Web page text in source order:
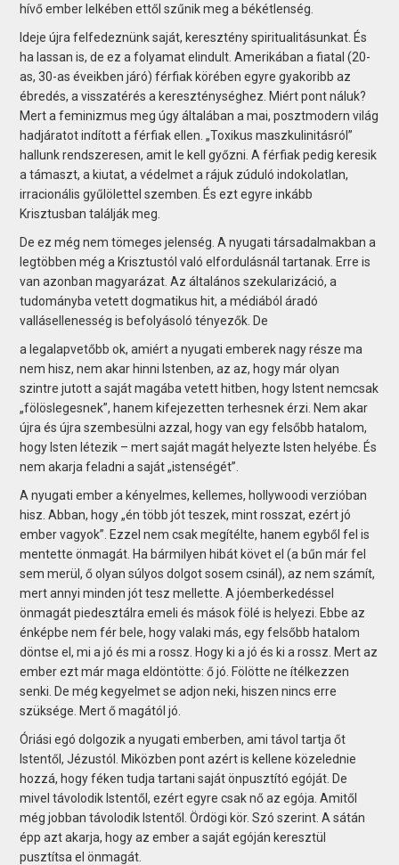
hívő ember lelkében ettől szűnik meg a békétlenség.
Ideje újra felfedeznünk saját, keresztény spiritualitásunkat. És
ha lassan is, de ez a folyamat elindult. Amerikában a fiatal (20-
as, 30-as éveikben járó) férfiak körében egyre gyakoribb az
ébredés, a visszatérés a kereszténységhez. Miért pont náluk?
Mert a feminizmus meg úgy általában a mai, posztmodern világ
hadjáratot indított a férfiak ellen. „Toxikus maszkulinitásról”
hallunk rendszeresen, amit le kell győzni. A férfiak pedig keresik
a támaszt, a kiutat, a védelmet a rájuk zúduló indokolatlan,
irracionális gyűlölettel szemben. És ezt egyre inkább
Krisztusban találják meg.
De ez még nem tömeges jelenség. A nyugati társadalmakban a
legtöbben még a Krisztustól való elfordulásnál tartanak. Erre is
van azonban magyarázat. Az általános szekularizáció, a
tudományba vetett dogmatikus hit, a médiából áradó
vallásellenesség is befolyásoló tényezők. De
a legalapvetőbb ok, amiért a nyugati emberek nagy része ma
nem hisz, nem akar hinni Istenben, az az, hogy már olyan
szintre jutott a saját magába vetett hitben, hogy Istent nemcsak
„fölöslegesnek”, hanem kifejezetten terhesnek érzi. Nem akar
újra és újra szembesülni azzal, hogy van egy felsőbb hatalom,
hogy Isten létezik – mert saját magát helyezte Isten helyébe. És
nem akarja feladni a saját „istenségét”.
A nyugati ember a kényelmes, kellemes, hollywoodi verzióban
hisz. Abban, hogy „én több jót teszek, mint rosszat, ezért jó
ember vagyok”. Ezzel nem csak megítélte, hanem egyből fel is
mentette önmagát. Ha bármilyen hibát követ el (a bűn már fel
sem merül, ő olyan súlyos dolgot sosem csinál), az nem számít,
mert annyi minden jót tesz mellette. A jóemberkedéssel
önmagát piedesztálra emeli és mások fölé is helyezi. Ebbe az
énképbe nem fér bele, hogy valaki más, egy felsőbb hatalom
döntse el, mi a jó és mi a rossz. Hogy ki a jó és ki a rossz. Mert az
ember ezt már maga eldöntötte: ő jó. Fölötte ne ítélkezzen
senki. De még kegyelmet se adjon neki, hiszen nincs erre
szüksége. Mert ő magától jó.
Óriási egó dolgozik a nyugati emberben, ami távol tartja őt
Istentől, Jézustól. Miközben pont azért is kellene közelednie
hozzá, hogy féken tudja tartani saját önpusztító egóját. De
mivel távolodik Istentől, ezért egyre csak nő az egója. Amitől
még jobban távolodik Istentől. Ördögi kör. Szó szerint. A sátán
épp azt akarja, hogy az ember a saját egóján keresztül
pusztítsa el önmagát.